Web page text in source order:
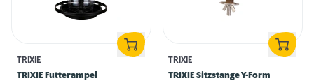
TRIXIE
TRIXIE Futterampel
TRIXIE
TRIXIE Sitzstange Y-Form